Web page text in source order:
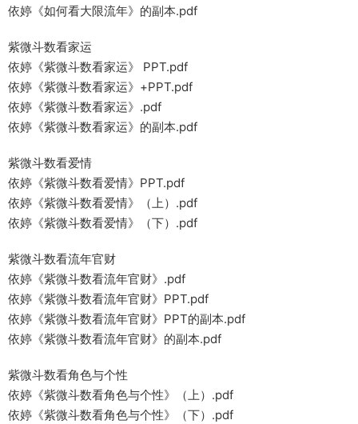
依婷《如何看大限流年》的副本.pdf
紫微斗数看家运
依婷《紫微斗数看家运》 PPT.pdf
依婷《紫微斗数看家运》+PPT.pdf
依婷《紫微斗数看家运》.pdf
依婷《紫微斗数看家运》的副本.pdf
紫微斗数看爱情
依婷《紫微斗数看爱情》PPT.pdf
依婷《紫微斗数看爱情》（上）.pdf
依婷《紫微斗数看爱情》（下）.pdf
紫微斗数看流年官财
依婷《紫微斗数看流年官财》.pdf
依婷《紫微斗数看流年官财》PPT.pdf
依婷《紫微斗数看流年官财》PPT的副本.pdf
依婷《紫微斗数看流年官财》的副本.pdf
紫微斗数看角色与个性
依婷《紫微斗数看角色与个性》（上）.pdf
依婷《紫微斗数看角色与个性》（下）.pdf